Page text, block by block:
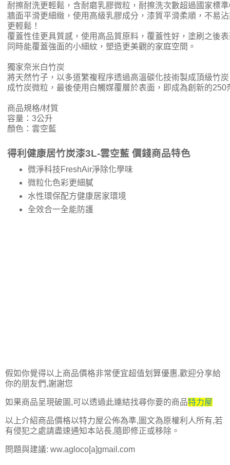
耐擦耐洗更輕鬆，含耐磨乳膠微粒，耐擦洗次數超過國家標
牆面平滑更細緻，使用高級乳膠成分，漆質平滑柔順，不易
更輕鬆！
覆蓋性佳更具質感，使用高品質原料，覆蓋性好，塗刷之後
同時能覆蓋強面的小細紋，塑造更美觀的家庭空間。
獨家奈米白竹炭
將天然竹子，以多道繁複程序透過高溫碳化技術製成頂級竹
成竹炭微粒，最後使用白觸媒覆層於表面，即成為創新的250
商品規格/材質
容量：3公升
顏色：雲空藍
得利健康居竹炭漆3L-雲空藍 價錢商品特色
微淨科技FreshAir淨除化學味
微粒化色彩更細膩
水性環保配方健康居家環境
全效合一全能防護
假如你覺得以上商品價格非常便宜超值划算優惠,歡迎分享給
你的朋友們,謝謝您
如果商品呈現破圖,可以透過此連結找尋你要的商品特力屋
以上介紹商品價格以特力屋公佈為準,圖文為原權利人所有,若
有侵犯之處請盡速通知本站長,隨即修正或移除。
問題與建議: ww.agloco[a]gmail.com